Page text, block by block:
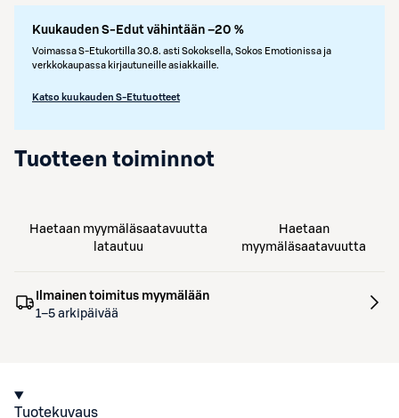
Kuukauden S-Edut vähintään –20 %
Voimassa S-Etukortilla 30.8. asti Sokoksella, Sokos Emotionissa ja
verkkokaupassa kirjautuneille asiakkaille.
Katso kuukauden S-Etutuotteet
Tuotteen toiminnot
Haetaan myymäläsaatavuutta
latautuu
Haetaan
myymäläsaatavuutta
Ilmainen toimitus myymälään
1–5 arkipäivää
Tuotekuvaus